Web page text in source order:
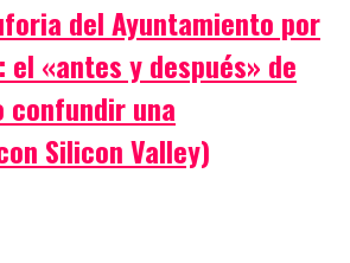
del Ayuntamiento por
el «antes y después» de
confundir una
Silicon Valley)